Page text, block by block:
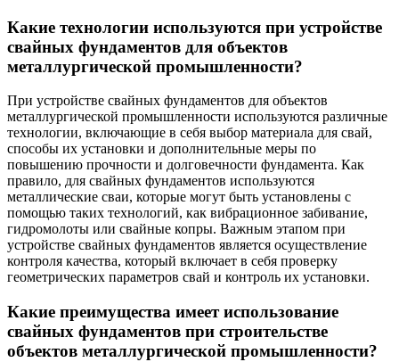
Какие технологии используются при устройстве
свайных фундаментов для объектов
металлургической промышленности?
При устройстве свайных фундаментов для объектов
металлургической промышленности используются различные
технологии, включающие в себя выбор материала для свай,
способы их установки и дополнительные меры по
повышению прочности и долговечности фундамента. Как
правило, для свайных фундаментов используются
металлические сваи, которые могут быть установлены с
помощью таких технологий, как вибрационное забивание,
гидромолоты или свайные копры. Важным этапом при
устройстве свайных фундаментов является осуществление
контроля качества, который включает в себя проверку
геометрических параметров свай и контроль их установки.
Какие преимущества имеет использование
свайных фундаментов при строительстве
объектов металлургической промышленности?